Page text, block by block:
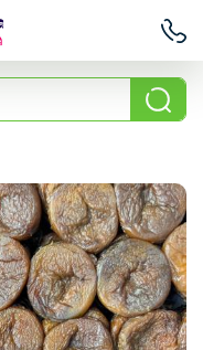
свежая